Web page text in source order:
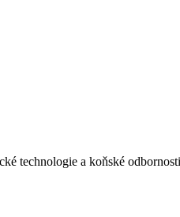
technologie a koňské